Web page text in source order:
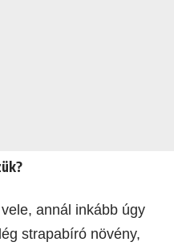
annál inkább úgy
strapabíró növény,